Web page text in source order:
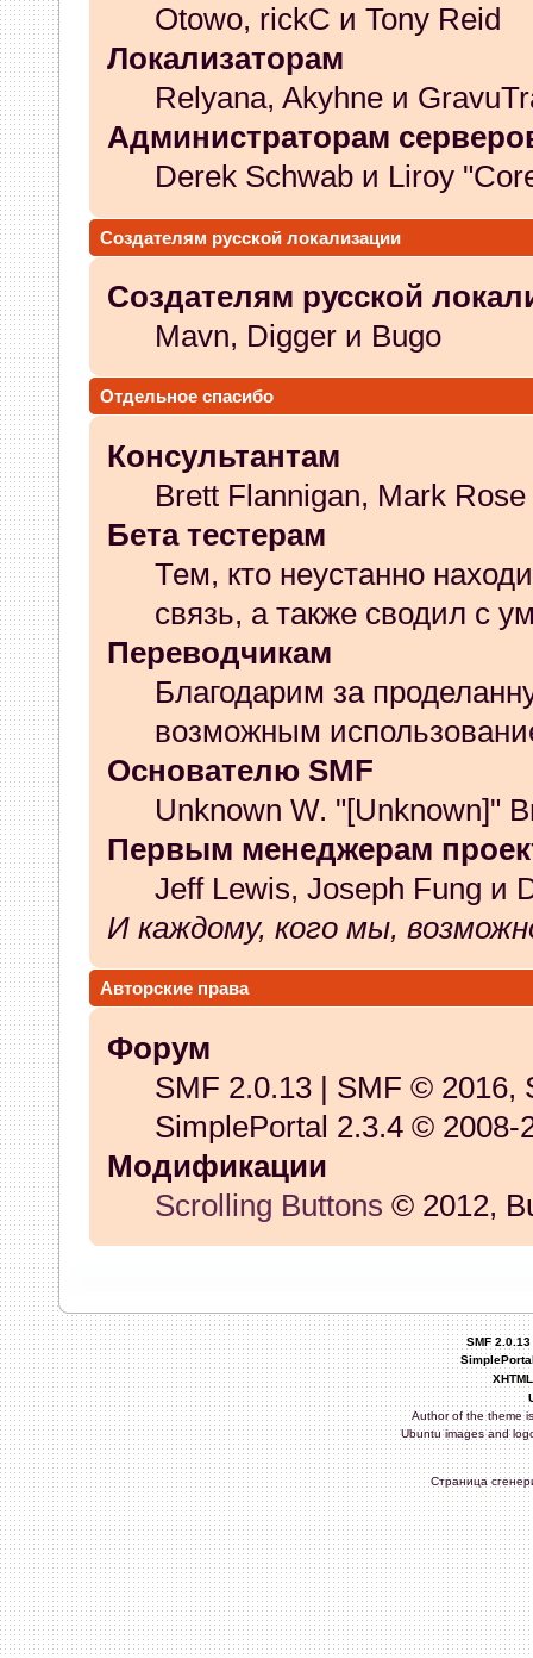
Otowo, rickC и Tony Reid
Локализаторам
Relyana, Akyhne и
Администраторам
Derek Schwab и Liroy
Создателям русской локализации
Создателям русской
Mavn, Digger и Bugo
Отдельное спасибо
Консультантам
Brett Flannigan, Mark
Бета тестерам
Тем, кто неустанно
связь, а также сводил с
Переводчикам
Благодарим за
возможным
Основателю SMF
Unknown W. "[Unknown]"
Первым менеджерам
Jeff Lewis, Joseph Fung и
И каждому, кого мы,
Авторские права
Форум
SMF 2.0.13 | SMF © 2016,
SimplePortal 2.3.4 © 2008-
Модификации
Scrolling Buttons © 2012,
SMF 2.0.13
XHTML
Author of the theme
Ubuntu images and
Страница